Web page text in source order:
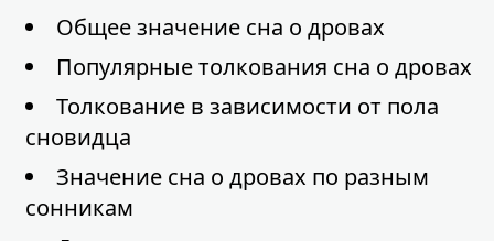
Общее значение сна о дровах
Популярные толкования сна о дровах
Толкование в зависимости от пола
сновидца
Значение сна о дровах по разным
сонникам